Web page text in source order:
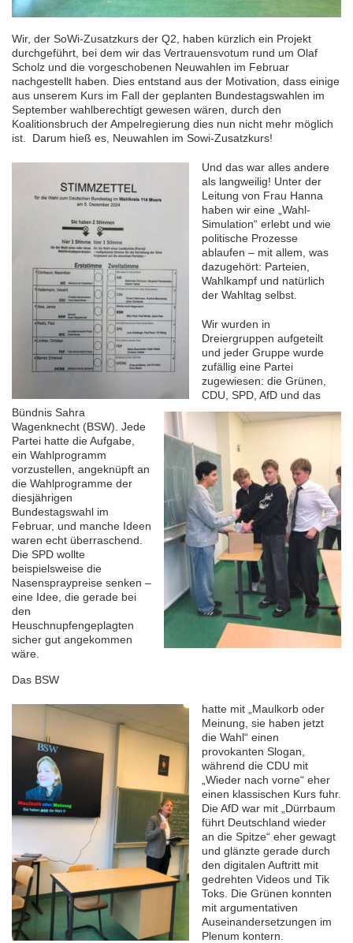
Wir, der SoWi-Zusatzkurs der Q2, haben kürzlich ein Projekt
durchgeführt, bei dem wir das Vertrauensvotum rund um Olaf
Scholz und die vorgeschobenen Neuwahlen im Februar
nachgestellt haben. Dies entstand aus der Motivation, dass einige
aus unserem Kurs im Fall der geplanten Bundestagswahlen im
September wahlberechtigt gewesen wären, durch den
Koalitionsbruch der Ampelregierung dies nun nicht mehr möglich
ist. Darum hieß es, Neuwahlen im Sowi-Zusatzkurs!
Und das war alles andere
als langweilig! Unter der
Leitung von Frau Hanna
haben wir eine „Wahl-
Simulation“ erlebt und wie
politische Prozesse
ablaufen – mit allem, was
dazugehört: Parteien,
Wahlkampf und natürlich
der Wahltag selbst.
Wir wurden in
Dreiergruppen aufgeteilt
und jeder Gruppe wurde
zufällig eine Partei
zugewiesen: die Grünen,
CDU, SPD, AfD und das
Bündnis Sahra
Wagenknecht (BSW). Jede
Partei hatte die Aufgabe,
ein Wahlprogramm
vorzustellen, angeknüpft an
die Wahlprogramme der
diesjährigen
Bundestagswahl im
Februar, und manche Ideen
waren echt überraschend.
Die SPD wollte
beispielsweise die
Nasenspraypreise senken –
eine Idee, die gerade bei
den
Heuschnupfengeplagten
sicher gut angekommen
wäre.
Das BSW
hatte mit „Maulkorb oder
Meinung, sie haben jetzt
die Wahl“ einen
provokanten Slogan,
während die CDU mit
„Wieder nach vorne“ eher
einen klassischen Kurs fuhr.
Die AfD war mit „Dürrbaum
führt Deutschland wieder
an die Spitze“ eher gewagt
und glänzte gerade durch
den digitalen Auftritt mit
gedrehten Videos und Tik
Toks. Die Grünen konnten
mit argumentativen
Auseinandersetzungen im
Plenum kontern.